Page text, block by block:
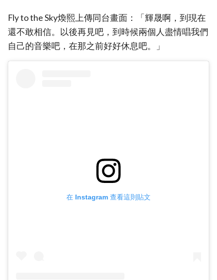
Fly to the Sky煥熙上傳同台畫面：「輝晟啊，到現在
還不敢相信。以後再見吧，到時候兩個人盡情唱我們
自己的音樂吧，在那之前好好休息吧。」
在 Instagram 查看這則貼文